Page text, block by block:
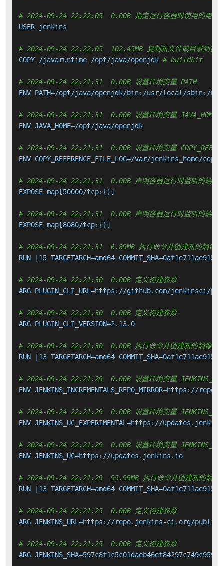
# 2024-09-24 22:22:05  0.00B 指定运行容器时使用的用户
USER jenkins
# 2024-09-24 22:22:05  102.45MB 复制新文件或目录到容
COPY /javaruntime /opt/java/openjdk # buildkit
# 2024-09-24 22:21:31  0.00B 设置环境变量 PATH
ENV PATH=/opt/java/openjdk/bin:/usr/local/
# 2024-09-24 22:21:31  0.00B 设置环境变量 JAVA_HOME
ENV JAVA_HOME=/opt/java/openjdk
# 2024-09-24 22:21:31  0.00B 设置环境变量
ENV COPY_REFERENCE_FILE_LOG=/var/jenkins_home/
# 2024-09-24 22:21:31  0.00B 声明容器运行时监听的端口
EXPOSE map[50000/tcp:{}]
# 2024-09-24 22:21:31  0.00B 声明容器运行时监听的端口
EXPOSE map[8080/tcp:{}]
# 2024-09-24 22:21:31  6.89MB 执行命令并创建新的镜像层
RUN |15 TARGETARCH=amd64
# 2024-09-24 22:21:30  0.00B 定义构建参数
ARG PLUGIN_CLI_URL=https://github.com/
# 2024-09-24 22:21:30  0.00B 定义构建参数
ARG PLUGIN_CLI_VERSION=2.13.0
# 2024-09-24 22:21:30  0.00B 执行命令并创建新的镜像层
RUN |13 TARGETARCH=amd64
# 2024-09-24 22:21:29  0.00B 设置环境变量
ENV JENKINS_INCREMENTALS_REPO_MIRROR=https://
# 2024-09-24 22:21:29  0.00B 设置环境变量
ENV JENKINS_UC_EXPERIMENTAL=https://
# 2024-09-24 22:21:29  0.00B 设置环境变量 JENKINS_UC
ENV JENKINS_UC=https://updates.jenkins.io
# 2024-09-24 22:21:29  95.99MB 执行命令并创建新的镜像
RUN |13 TARGETARCH=amd64
# 2024-09-24 22:21:25  0.00B 定义构建参数
ARG JENKINS_URL=https://repo.jenkins-ci.org/
# 2024-09-24 22:21:25  0.00B 定义构建参数
ARG